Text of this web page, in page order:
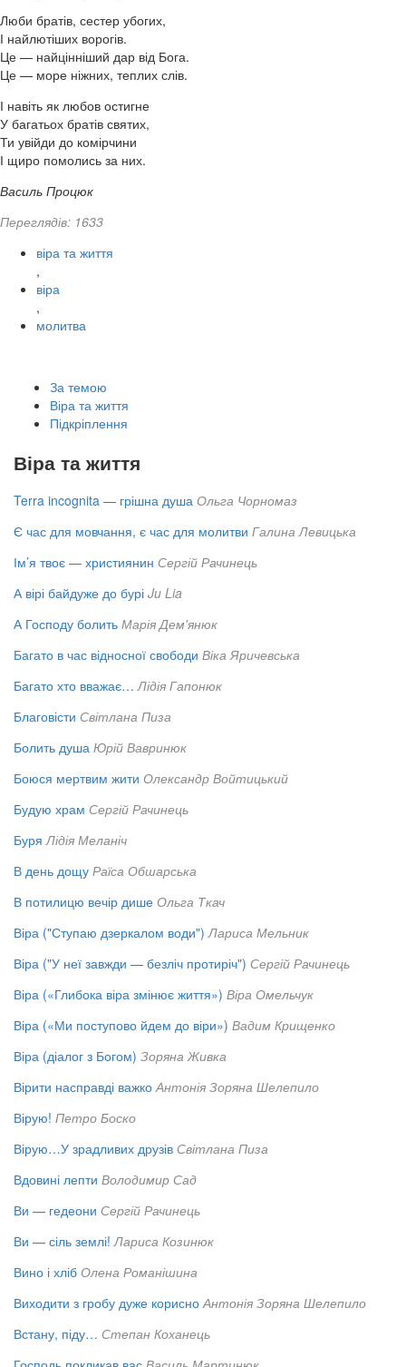
Люби братів, сестер убогих,
І найлютіших ворогів.
Це — найцінніший дар від Бога.
Це — море ніжних, теплих слів.
І навіть як любов остигне
У багатьох братів святих,
Ти увійди до комірчини
І щиро помолись за них.
Василь Процюк
Переглядів: 1633
віра та життя
,
віра
,
молитва
За темою
Віра та життя
Підкріплення
Віра та життя
Terra incognita — грішна душа Ольга Чорномаз
Є час для мовчання, є час для молитви Галина Левицька
Ім’я твоє — християнин Сергій Рачинець
А вірі байдуже до бурі Ju Lia
А Господу болить Марія Дем'янюк
Багато в час відносної свободи Віка Яричевська
Багато хто вважає… Лідія Гапонюк
Благовісти Світлана Пиза
Болить душа Юрій Вавринюк
Боюся мертвим жити Олександр Войтицький
Будую храм Сергій Рачинець
Буря Лідія Меланіч
В день дощу Раїса Обшарська
В потилицю вечір дише Ольга Ткач
Віра ("Ступаю дзеркалом води") Лариса Мельник
Віра ("У неї завжди — безліч протиріч") Сергій Рачинець
Віра («Глибока віра змінює життя») Віра Омельчук
Віра («Ми поступово йдем до віри») Вадим Крищенко
Віра (діалог з Богом) Зоряна Живка
Вірити насправді важко Антонія Зоряна Шелепило
Вірую! Петро Боско
Вірую…У зрадливих друзів Світлана Пиза
Вдовині лепти Володимир Сад
Ви — гедеони Сергій Рачинець
Ви — сіль землі! Лариса Козинюк
Вино і хліб Олена Романішина
Виходити з гробу дуже корисно Антонія Зоряна Шелепило
Встану, піду… Степан Коханець